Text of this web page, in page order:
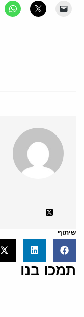
שיתוף
תמכו בנו